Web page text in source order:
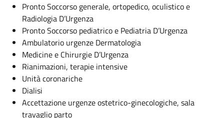
Pronto Soccorso generale, ortopedico, oculistico e
Radiologia D’Urgenza
Pronto Soccorso pediatrico e Pediatria D’Urgenza
Ambulatorio urgenze Dermatologia
Medicine e Chirurgie D’Urgenza
Rianimazioni, terapie intensive
Unità coronariche
Dialisi
Accettazione urgenze ostetrico-ginecologiche, sala
travaglio parto